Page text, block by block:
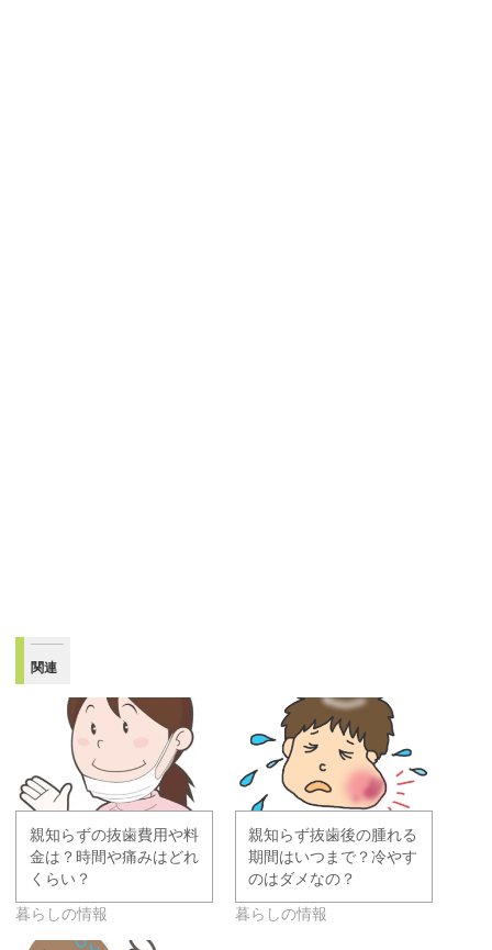
関連
親知らずの抜歯費用や料
金は？時間や痛みはどれ
くらい？
暮らしの情報
親知らず抜歯後の腫れる
期間はいつまで？冷やす
のはダメなの？
暮らしの情報